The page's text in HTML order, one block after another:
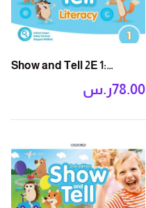
Show and Tell 2E 1:
ر.س78.00